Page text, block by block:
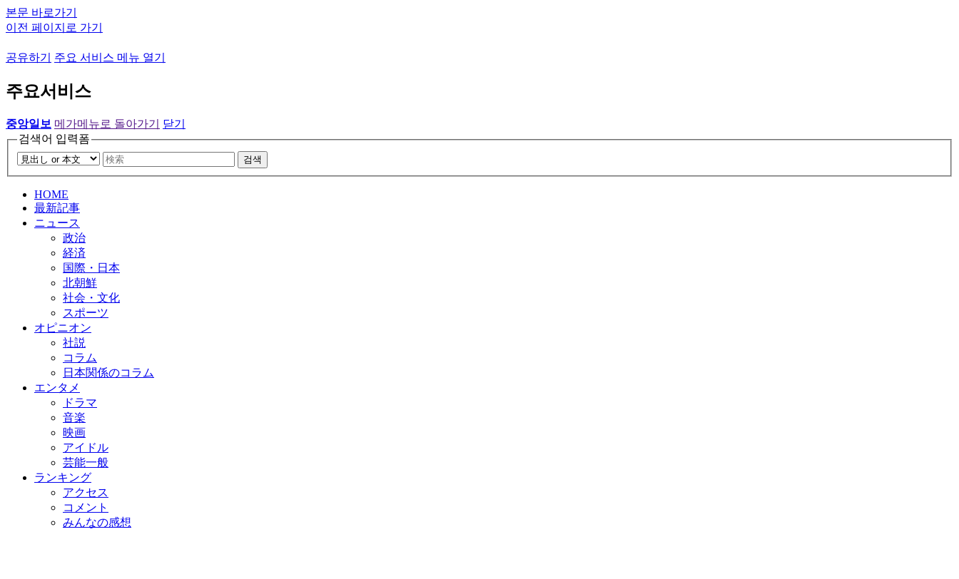
본문 바로가기
이전 페이지로 가기
공유하기 주요 서비스 메뉴 열기
주요서비스
중앙일보 메가메뉴로 돌아가기
닫기
검색어 입력폼
검색
HOME
最新記事
ニュース
政治
経済
国際・日本
北朝鮮
社会・文化
スポーツ
オピニオン
社説
コラム
日本関係のコラム
エンタメ
ドラマ
音楽
映画
アイドル
芸能一般
ランキング
アクセス
コメント
みんなの感想